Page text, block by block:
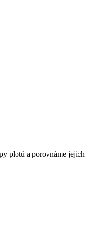
plotů a porovnáme jejich